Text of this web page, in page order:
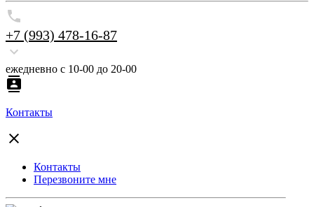
+7 (993) 478-16-87
ежедневно с 10-00 до 20-00
Контакты
Контакты
Перезвоните мне